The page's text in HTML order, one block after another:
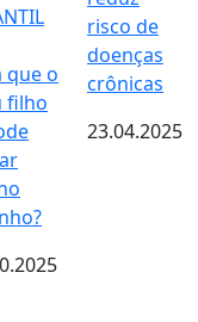
que o
filho
risco de
doenças
crônicas
23.04.2025